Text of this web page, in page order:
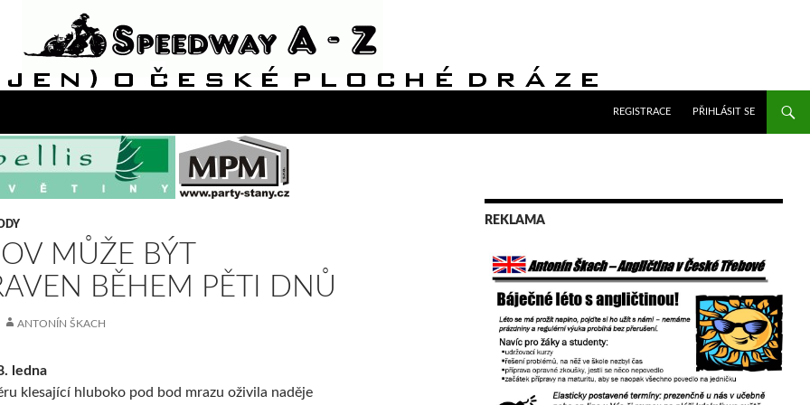
REGISTRACE
PŘIHLÁSIT SE
MŮŽE BÝT
BĚHEM PĚTI DNŮ
ANTONÍN ŠKACH
ledna
klesající hluboko pod bod mrazu oživila naděje
REKLAMA